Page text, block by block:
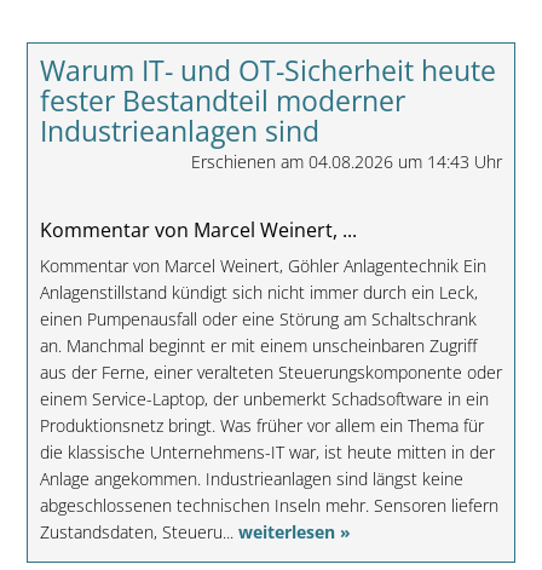
Warum IT- und OT-Sicherheit heute
fester Bestandteil moderner
Industrieanlagen sind
Erschienen am 04.08.2026 um 14:43 Uhr
Kommentar von Marcel Weinert, ...
Kommentar von Marcel Weinert, Göhler Anlagentechnik Ein
Anlagenstillstand kündigt sich nicht immer durch ein Leck,
einen Pumpenausfall oder eine Störung am Schaltschrank
an. Manchmal beginnt er mit einem unscheinbaren Zugriff
aus der Ferne, einer veralteten Steuerungskomponente oder
einem Service-Laptop, der unbemerkt Schadsoftware in ein
Produktionsnetz bringt. Was früher vor allem ein Thema für
die klassische Unternehmens-IT war, ist heute mitten in der
Anlage angekommen. Industrieanlagen sind längst keine
abgeschlossenen technischen Inseln mehr. Sensoren liefern
Zustandsdaten, Steueru... weiterlesen »